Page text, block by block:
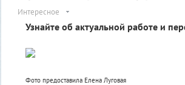
Интересное
Узнайте об актуальной работе и
Фото предоставила Елена Луговая